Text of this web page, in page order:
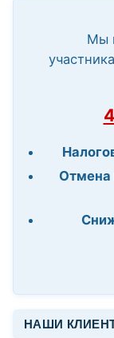
Мы
Отмена
НАШИ